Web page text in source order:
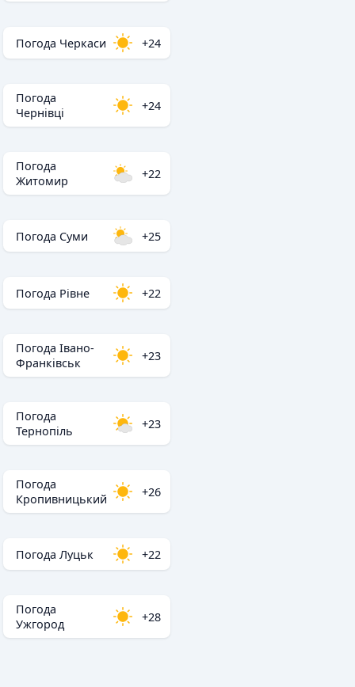
Погода Черкаси +24
Погода
Чернівці
+24
Погода
Житомир
+22
Погода Суми +25
Погода Рівне +22
Погода Івано-
Франківськ
+23
Погода
Тернопіль
+23
Погода
Кропивницький
+26
Погода Луцьк +22
Погода
Ужгород
+28